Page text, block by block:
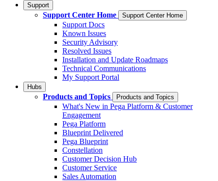
Support
Support Center Home Support Center Home
Support Docs
Known Issues
Security Advisory
Resolved Issues
Installation and Update Roadmaps
Technical Communications
My Support Portal
Hubs
Products and Topics Products and Topics
What's New in Pega Platform & Customer
Engagement
Pega Platform
Blueprint Delivered
Pega Blueprint
Constellation
Customer Decision Hub
Customer Service
Sales Automation